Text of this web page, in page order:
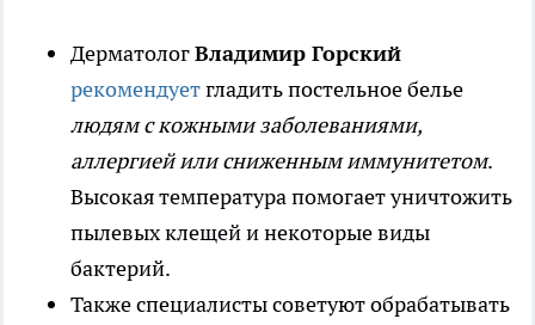
ДерматологВладимир Горский
рекомендуетгладить постельное белье
людям с кожными заболеваниями,
аллергией или сниженным иммунитетом.
Высокая температура помогает уничтожить
пылевых клещей и некоторые виды
бактерий.
Также специалисты советуют обрабатывать